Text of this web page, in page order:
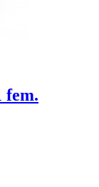
fem.